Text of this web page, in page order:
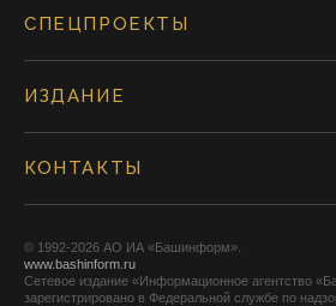
СПЕЦПРОЕКТЫ
ИЗДАНИЕ
КОНТАКТЫ
© 1992-2026 АО ИА «Башинформ».
www.bashinform.ru
Сетевое издание «Информационное агентство
зарегистрировано в Федеральной службе по